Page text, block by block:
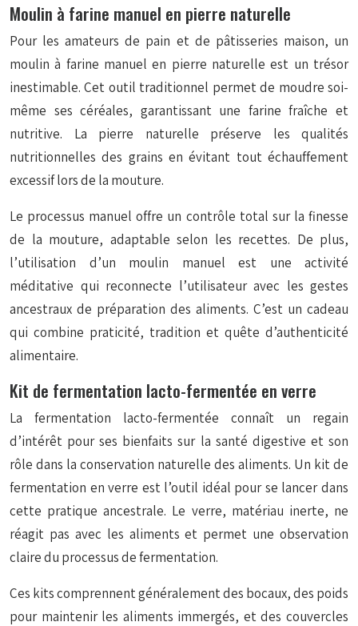
Moulin à farine manuel en pierre naturelle
Pour les amateurs de pain et de pâtisseries maison, un
moulin à farine manuel en pierre naturelle est un trésor
inestimable. Cet outil traditionnel permet de moudre soi-
même ses céréales, garantissant une farine fraîche et
nutritive. La pierre naturelle préserve les qualités
nutritionnelles des grains en évitant tout échauffement
excessif lors de la mouture.
Le processus manuel offre un contrôle total sur la finesse
de la mouture, adaptable selon les recettes. De plus,
l’utilisation d’un moulin manuel est une activité
méditative qui reconnecte l’utilisateur avec les gestes
ancestraux de préparation des aliments. C’est un cadeau
qui combine praticité, tradition et quête d’authenticité
alimentaire.
Kit de fermentation lacto-fermentée en verre
La fermentation lacto-fermentée connaît un regain
d’intérêt pour ses bienfaits sur la santé digestive et son
rôle dans la conservation naturelle des aliments. Un kit de
fermentation en verre est l’outil idéal pour se lancer dans
cette pratique ancestrale. Le verre, matériau inerte, ne
réagit pas avec les aliments et permet une observation
claire du processus de fermentation.
Ces kits comprennent généralement des bocaux, des poids
pour maintenir les aliments immergés, et des couvercles